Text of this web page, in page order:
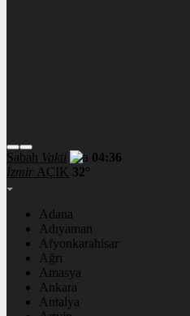
Sabah Vakti
04:36
İzmir AÇIK 32°
Adana
Adıyaman
Afyonkarahisar
Ağrı
Amasya
Ankara
Antalya